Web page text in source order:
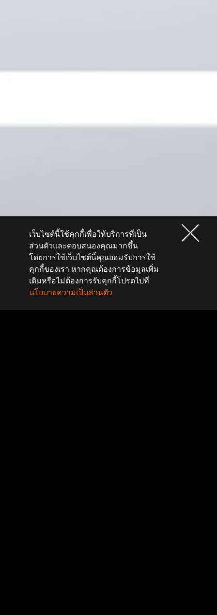
เว็บไซต์นี้ใช้คุกกี้เพื่อให้บริการที่เป็น
ส่วนตัวและตอบสนองคุณมากขึ้น
โดยการใช้เว็บไซต์นี้คุณยอมรับการใช้
คุกกี้ของเรา หากคุณต้องการข้อมูลเพิ่ม
เติมหรือไม่ต้องการรับคุกกี้โปรดไปที่
นโยบายความเป็นส่วนตัว